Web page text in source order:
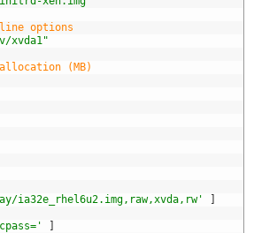
line options
xvda1"
(MB)
ia32e_rhel6u2.img,raw,xvda,rw' ]
]